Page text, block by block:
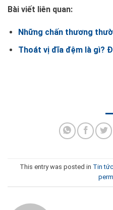
Bài viết liên quan:
Những chấn thương
Thoát vị đĩa đệm là gì?
This entry was posted in Tin tức